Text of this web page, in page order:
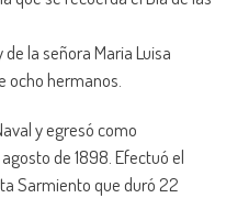
la señora Maria Luisa
ocho hermanos.
y egresó como
de 1898. Efectuó el
Sarmiento que duró 22